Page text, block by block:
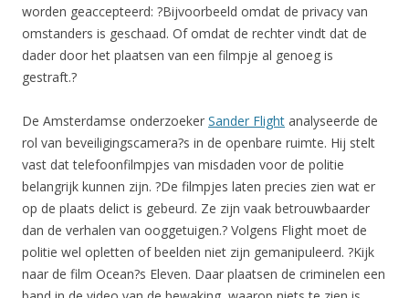
worden geaccepteerd: ?Bijvoorbeeld omdat de privacy van
omstanders is geschaad. Of omdat de rechter vindt dat de
dader door het plaatsen van een filmpje al genoeg is
gestraft.?
De Amsterdamse onderzoeker Sander Flight analyseerde de
rol van beveiligingscamera?s in de openbare ruimte. Hij stelt
vast dat telefoonfilmpjes van misdaden voor de politie
belangrijk kunnen zijn. ?De filmpjes laten precies zien wat er
op de plaats delict is gebeurd. Ze zijn vaak betrouwbaarder
dan de verhalen van ooggetuigen.? Volgens Flight moet de
politie wel opletten of beelden niet zijn gemanipuleerd. ?Kijk
naar de film Ocean?s Eleven. Daar plaatsen de criminelen een